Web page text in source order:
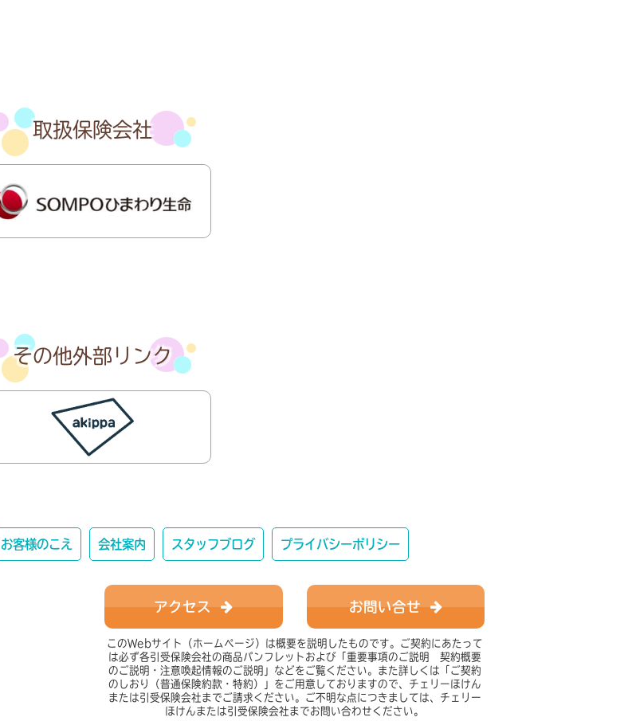
取扱保険会社
その他外部リンク
お客様のこえ 会社案内 スタッフブログ プライバシーポリシー
アクセス お問い合せ
このWebサイト（ホームページ）は概要を説明したものです。ご契約にあたって
は必ず各引受保険会社の商品パンフレットおよび「重要事項のご説明 契約概要
のご説明・注意喚起情報のご説明」などをご覧ください。また詳しくは「ご契約
のしおり（普通保険約款・特約）」をご用意しておりますので、チェリーほけん
または引受保険会社までご請求ください。ご不明な点につきましては、チェリー
ほけんまたは引受保険会社までお問い合わせください。